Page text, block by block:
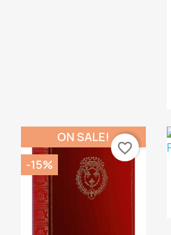
ON SALE!
-15%
favorite_border